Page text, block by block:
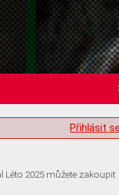
Přihlásit
Léto 2025 můžete zakoupit